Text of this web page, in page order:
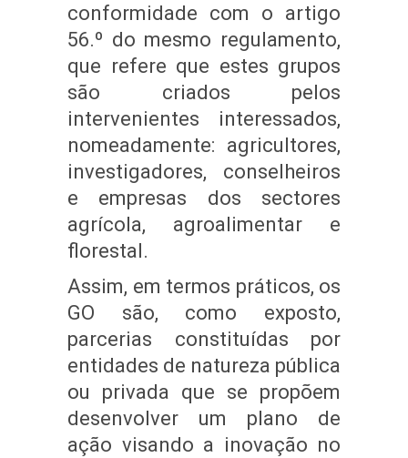
conformidade com o artigo
56.º do mesmo regulamento,
que refere que estes grupos
são criados pelos
intervenientes interessados,
nomeadamente: agricultores,
investigadores, conselheiros
e empresas dos sectores
agrícola, agroalimentar e
florestal.
Assim, em termos práticos, os
GO são, como exposto,
parcerias constituídas por
entidades de natureza pública
ou privada que se propõem
desenvolver um plano de
ação visando a inovação no